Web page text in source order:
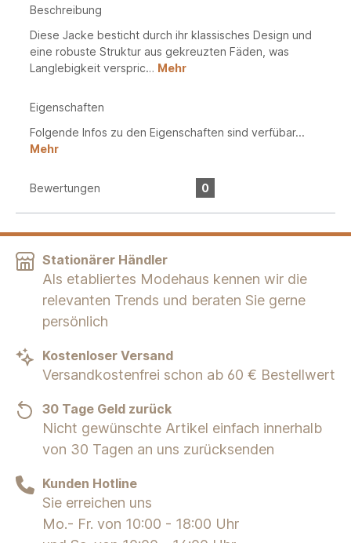
Beschreibung
Diese Jacke besticht durch ihr klassisches Design und
eine robuste Struktur aus gekreuzten Fäden, was
Langlebigkeit verspric… Mehr
Eigenschaften
Folgende Infos zu den Eigenschaften sind verfübar...
Mehr
Bewertungen 0
Stationärer Händler
Als etabliertes Modehaus kennen wir die
relevanten Trends und beraten Sie gerne
persönlich
Kostenloser Versand
Versandkostenfrei schon ab 60 € Bestellwert
30 Tage Geld zurück
Nicht gewünschte Artikel einfach innerhalb
von 30 Tagen an uns zurücksenden
Kunden Hotline
Sie erreichen uns
Mo.- Fr. von 10:00 - 18:00 Uhr